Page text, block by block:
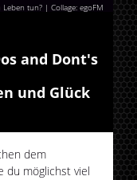
tun? | Collage: egoFM
and Dont's
und Glück
dem
du möglichst viel